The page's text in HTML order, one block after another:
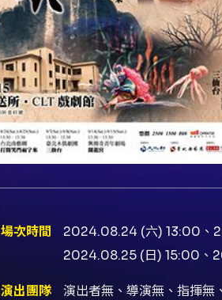
場次時間
2024.08.24 (六) 13:00、
2024.08.25 (日) 15:00、
演出團隊 演出者無、導演無、指揮無